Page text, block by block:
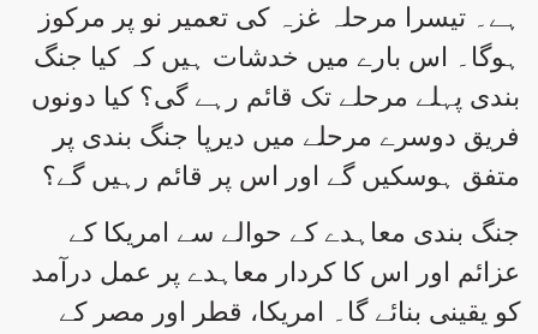
ہے۔ تیسرا مرحلہ غزہ کی تعمیر نو پر مرکوز
ہوگا۔ اس بارے میں خدشات ہیں کہ کیا جنگ
بندی پہلے مرحلے تک قائم رہے گی؟ کیا دونوں
فریق دوسرے مرحلے میں دیرپا جنگ بندی پر
متفق ہوسکیں گے اور اس پر قائم رہیں گے؟
جنگ بندی معاہدے کے حوالے سے امریکا کے
عزائم اور اس کا کردار معاہدے پر عمل درآمد
کو یقینی بنائے گا۔ امریکا، قطر اور مصر کے